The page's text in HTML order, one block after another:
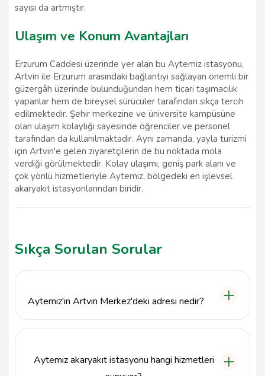
sayısı da artmıştır.
Ulaşım ve Konum Avantajları
Erzurum Caddesi üzerinde yer alan bu Aytemiz istasyonu,
Artvin ile Erzurum arasındaki bağlantıyı sağlayan önemli bir
güzergâh üzerinde bulunduğundan hem ticari taşımacılık
yapanlar hem de bireysel sürücüler tarafından sıkça tercih
edilmektedir. Şehir merkezine ve üniversite kampüsüne
olan ulaşım kolaylığı sayesinde öğrenciler ve personel
tarafından da kullanılmaktadır. Aynı zamanda, yayla turizmi
için Artvin'e gelen ziyaretçilerin de bu noktada mola
verdiği görülmektedir. Kolay ulaşımı, geniş park alanı ve
çok yönlü hizmetleriyle Aytemiz, bölgedeki en işlevsel
akaryakıt istasyonlarından biridir.
Sıkça Sorulan Sorular
Aytemiz'in Artvin Merkez'deki adresi nedir?
Aytemiz akaryakıt istasyonu hangi hizmetleri